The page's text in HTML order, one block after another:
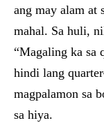
ang may alam at
mahal. Sa huli,
“Magaling ka sa
hindi lang
magpalamon sa
sa hiya.